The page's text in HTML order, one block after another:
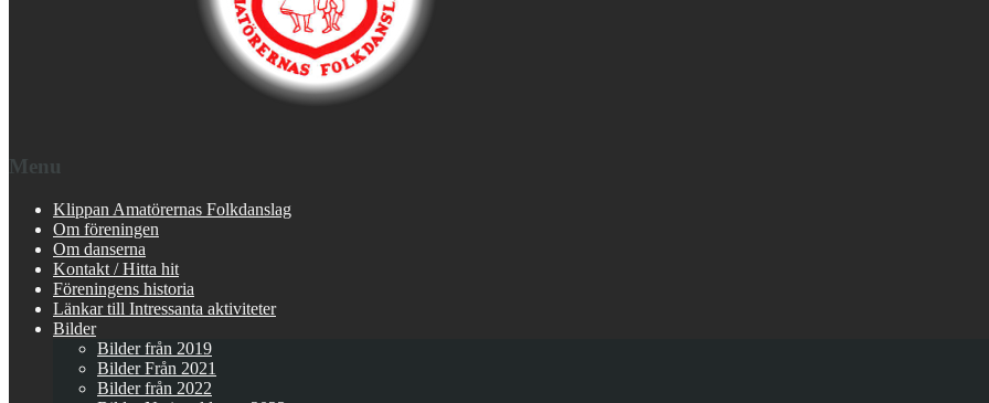
Menu
Klippan Amatörernas Folkdanslag
Om föreningen
Om danserna
Kontakt / Hitta hit
Föreningens historia
Länkar till Intressanta aktiviteter
Bilder
Bilder från 2019
Bilder Från 2021
Bilder från 2022